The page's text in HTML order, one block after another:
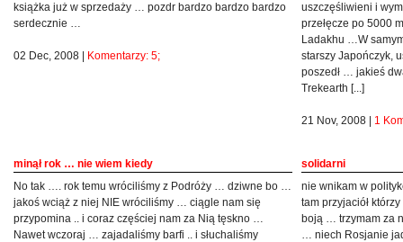
książka już w sprzedaży … pozdr bardzo bardzo bardzo
serdecznie …
02 Dec, 2008 | Komentarzy: 5;
uszczęśliwieni i
przełęcze po 5000
Ladakhu …W
starszy Japończyk,
poszedł … jakieś
Trekearth [...]
21 Nov, 2008 | 1
minął rok … nie wiem kiedy
No tak …. rok temu wróciliśmy z Podróży … dziwne bo …
jakoś wciąż z niej NIE wróciliśmy … ciągle nam się
przypomina .. i coraz częściej nam za Nią tęskno …
Nawet wczoraj … zajadaliśmy barfi .. i słuchaliśmy
solidarni
nie wnikam w
tam przyjaciół
boją … trzymam za
… niech Rosjanie